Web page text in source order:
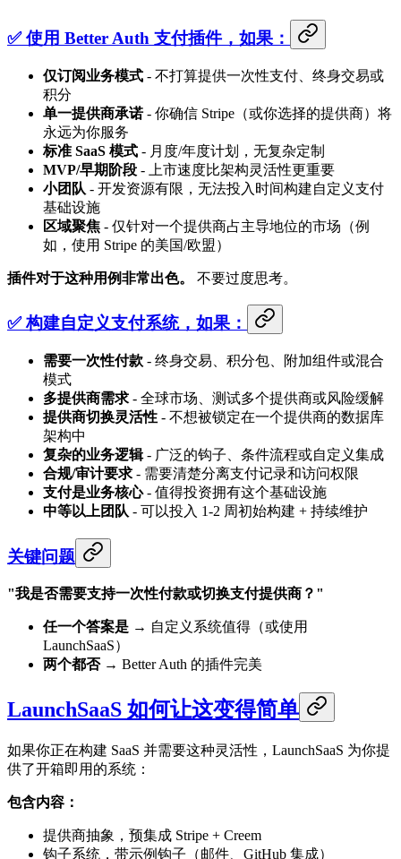
✅ 使用 Better Auth 支付插件，如果：
仅订阅业务模式 - 不打算提供一次性支付、终身交易或
积分
单一提供商承诺- 你确信 Stripe（或你选择的提供商）将
永远为你服务
标准 SaaS 模式 - 月度/年度计划，无复杂定制
MVP/早期阶段 - 上市速度比架构灵活性更重要
小团队 - 开发资源有限，无法投入时间构建自定义支付
基础设施
区域聚焦 - 仅针对一个提供商占主导地位的市场（例
如，使用 Stripe 的美国/欧盟）
插件对于这种用例非常出色。 不要过度思考。
✅ 构建自定义支付系统，如果：
需要一次性付款 - 终身交易、积分包、附加组件或混合
模式
多提供商需求 - 全球市场、测试多个提供商或风险缓解
提供商切换灵活性 - 不想被锁定在一个提供商的数据库
架构中
复杂的业务逻辑- 广泛的钩子、条件流程或自定义集成
合规/审计要求 - 需要清楚分离支付记录和访问权限
支付是业务核心- 值得投资拥有这个基础设施
中等以上团队 - 可以投入 1-2 周初始构建 + 持续维护
关键问题
"我是否需要支持一次性付款或切换支付提供商？"
任一个答案是 → 自定义系统值得（或使用
LaunchSaaS）
两个都否→ Better Auth 的插件完美
LaunchSaaS 如何让这变得简单
如果你正在构建 SaaS 并需要这种灵活性，LaunchSaaS 为你提
供了开箱即用的系统：
包含内容：
提供商抽象，预集成 Stripe + Creem
钩子系统，带示例钩子（邮件、GitHub 集成）